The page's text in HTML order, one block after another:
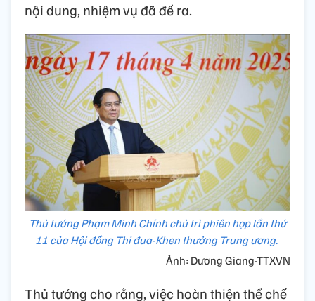
nội dung, nhiệm vụ đã đề ra.
Thủ tướng Phạm Minh Chính chủ trì phiên họp lần thứ
11 của Hội đồng Thi đua-Khen thưởng Trung ương.
Ảnh: Dương Giang-TTXVN
Thủ tướng cho rằng, việc hoàn thiện thể chế